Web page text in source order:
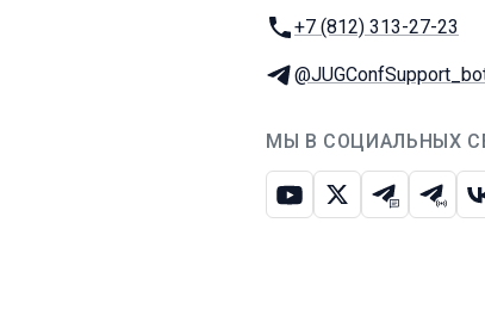
Телефон:
+7 (812) 313-27-23
Телеграм:
МЫ В СОЦИАЛЬНЫХ
ЮтубИкс Телеграм-